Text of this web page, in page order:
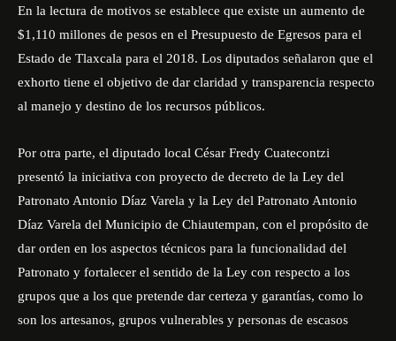
En la lectura de motivos se establece que existe un aumento de
$1,110 millones de pesos en el Presupuesto de Egresos para el
Estado de Tlaxcala para el 2018. Los diputados señalaron que el
exhorto tiene el objetivo de dar claridad y transparencia respecto
al manejo y destino de los recursos públicos.
Por otra parte, el diputado local César Fredy Cuatecontzi
presentó la iniciativa con proyecto de decreto de la Ley del
Patronato Antonio Díaz Varela y la Ley del Patronato Antonio
Díaz Varela del Municipio de Chiautempan, con el propósito de
dar orden en los aspectos técnicos para la funcionalidad del
Patronato y fortalecer el sentido de la Ley con respecto a los
grupos que a los que pretende dar certeza y garantías, como lo
son los artesanos, grupos vulnerables y personas de escasos